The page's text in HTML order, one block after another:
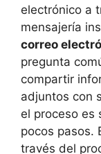
electrónico a
mensajería
correo
pregunta
compartir
adjuntos con‍
el proceso es
pocos pasos.
través del